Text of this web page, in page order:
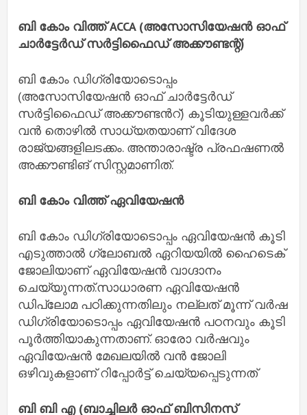
ബി കോം വിത്ത് ACCA (അസോസിയേഷൻ ഓഫ്
ചാർട്ടേർഡ് സർട്ടിഫൈഡ് അക്കൗണ്ടന്റ്)
ബി കോം ഡിഗ്രിയോടൊപ്പം
(അസോസിയേഷൻ ഓഫ് ചാർട്ടേർഡ്
സർട്ടിഫൈഡ് അക്കൗണ്ടൻറ്) കൂടിയുള്ളവർക്ക്
വൻ തൊഴിൽ സാധ്യതയാണ് വിദേശ
രാജ്യങ്ങളിലടക്കം. അന്താരാഷ്ട്ര പ്രഫഷണൽ
അക്കൗണ്ടിങ് സിസ്റ്റമാണിത്.
ബി കോം വിത്ത് ഏവിയേഷൻ
ബി കോം ഡിഗ്രിയോടൊപ്പം ഏവിയേഷൻ കൂടി
എടുത്താൽ ഗ്ലോബൽ ഏറിയയിൽ ഹൈടെക്
ജോലിയാണ് ഏവിയേഷൻ വാഗ്ദാനം
ചെയ്യുന്നത്.സാധാരണ ഏവിയേഷൻ
ഡിപ്ലോമ പഠിക്കുന്നതിലും നല്ലത് മൂന്ന് വർഷ
ഡിഗ്രിയോടൊപ്പം ഏവിയേഷൻ പഠനവും കൂടി
പൂർത്തിയാകുന്നതാണ്. ഓരോ വർഷവും
ഏവിയേഷൻ മേഖലയിൽ വൻ ജോലി
ഒഴിവുകളാണ് റിപ്പോർട്ട് ചെയ്യപ്പെടുന്നത്
ബി ബി എ (ബാച്ചിലർ ഓഫ് ബിസിനസ്